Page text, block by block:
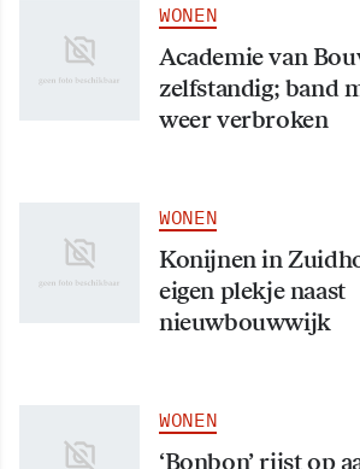
WONEN
Academie van
zelfstandig; band
weer verbroken
WONEN
Konijnen in
eigen plekje naast
nieuwbouwwijk
WONEN
‘Bonbon’ rijst op